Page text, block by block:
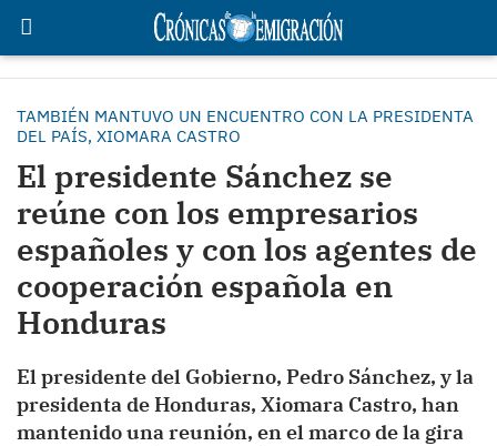
TAMBIÉN MANTUVO UN ENCUENTRO CON LA PRESIDENTA
DEL PAÍS, XIOMARA CASTRO
El presidente Sánchez se
reúne con los empresarios
españoles y con los agentes de
cooperación española en
Honduras
El presidente del Gobierno, Pedro Sánchez, y la
presidenta de Honduras, Xiomara Castro, han
mantenido una reunión, en el marco de la gira